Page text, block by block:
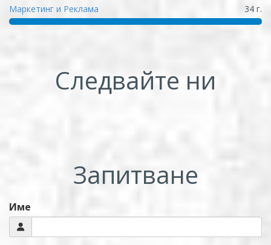
Маркетинг и Реклама 34 г.
Следвайте ни
Запитване
Име